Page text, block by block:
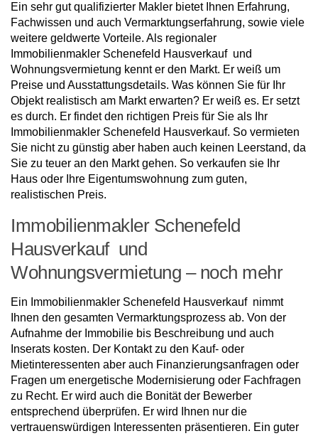
Ein sehr gut qualifizierter Makler bietet Ihnen Erfahrung,
Fachwissen und auch Vermarktungserfahrung, sowie viele
weitere geldwerte Vorteile. Als regionaler
Immobilienmakler Schenefeld Hausverkauf und
Wohnungsvermietung kennt er den Markt. Er weiß um
Preise und Ausstattungsdetails. Was können Sie für Ihr
Objekt realistisch am Markt erwarten? Er weiß es. Er setzt
es durch. Er findet den richtigen Preis für Sie als Ihr
Immobilienmakler Schenefeld Hausverkauf. So vermieten
Sie nicht zu günstig aber haben auch keinen Leerstand, da
Sie zu teuer an den Markt gehen. So verkaufen sie Ihr
Haus oder Ihre Eigentumswohnung zum guten,
realistischen Preis.
Immobilienmakler Schenefeld
Hausverkauf und
Wohnungsvermietung – noch mehr
Ein Immobilienmakler Schenefeld Hausverkauf nimmt
Ihnen den gesamten Vermarktungsprozess ab. Von der
Aufnahme der Immobilie bis Beschreibung und auch
Inserats kosten. Der Kontakt zu den Kauf- oder
Mietinteressenten aber auch Finanzierungsanfragen oder
Fragen um energetische Modernisierung oder Fachfragen
zu Recht. Er wird auch die Bonität der Bewerber
entsprechend überprüfen. Er wird Ihnen nur die
vertrauenswürdigen Interessenten präsentieren. Ein guter